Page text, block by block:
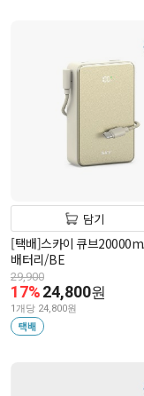
담기
[택배]스카이 큐브
배터리/BE
29,900
17%24,800원
1개당 24,800원
택배